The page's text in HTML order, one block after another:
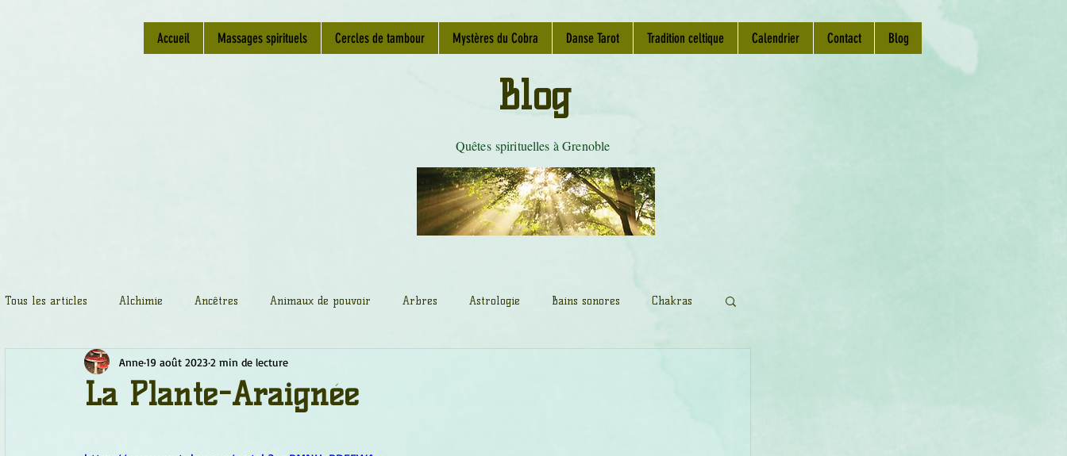
Accueil Massages spirituels Cercles de tambour Mystères du Cobra Danse Tarot Tradition celtique Calendrier Contact Blog
Quêtes spirituelles à Grenoble
Blog
Tous les articles Alchimie Ancêtres Animaux de pouvoir Arbres Astrologie Bains sonores Chakras
Chamanisme Champignons Conscience
La Plante-Araignée
Anne19 août 20232 min de lecture